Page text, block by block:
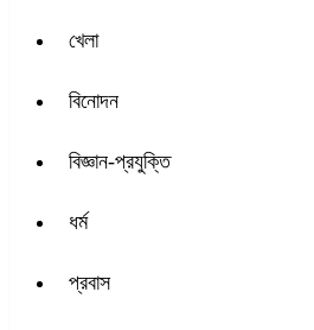
খেলা
বিনোদন
বিজ্ঞান-প্রযুক্তি
ধর্ম
প্রবাস